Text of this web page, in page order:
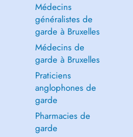
Médecins
généralistes de
garde à Bruxelles
Médecins de
garde à Bruxelles
Praticiens
anglophones de
garde
Pharmacies de
garde